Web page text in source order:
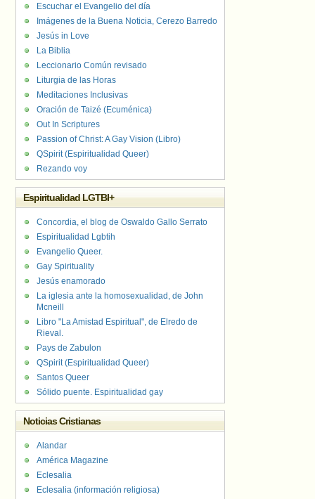
Escuchar el Evangelio del día
Imágenes de la Buena Noticia, Cerezo Barredo
Jesús in Love
La Biblia
Leccionario Común revisado
Liturgia de las Horas
Meditaciones Inclusivas
Oración de Taizé (Ecuménica)
Out In Scriptures
Passion of Christ: A Gay Vision (Libro)
QSpirit (Espiritualidad Queer)
Rezando voy
Espiritualidad LGTBI+
Concordia, el blog de Oswaldo Gallo Serrato
Espiritualidad Lgbtih
Evangelio Queer.
Gay Spirituality
Jesús enamorado
La iglesia ante la homosexualidad, de John
Mcneill
Libro "La Amistad Espiritual", de Elredo de
Rieval.
Pays de Zabulon
QSpirit (Espiritualidad Queer)
Santos Queer
Sólido puente. Espiritualidad gay
Noticias Cristianas
Alandar
América Magazine
Eclesalia
Eclesalia (información religiosa)